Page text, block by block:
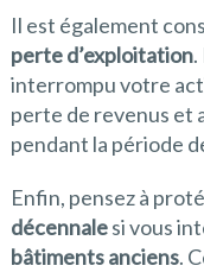
Il est également
perte d’exploitation.
interrompu votre
perte de revenus et
pendant la période
Enfin, pensez à
décennalesi vous
bâtiments anciens.